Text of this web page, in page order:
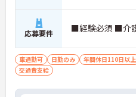
応募要件 ■経験必須 ■介
車通勤可 日勤のみ 年間休日110日以上
交通費支給